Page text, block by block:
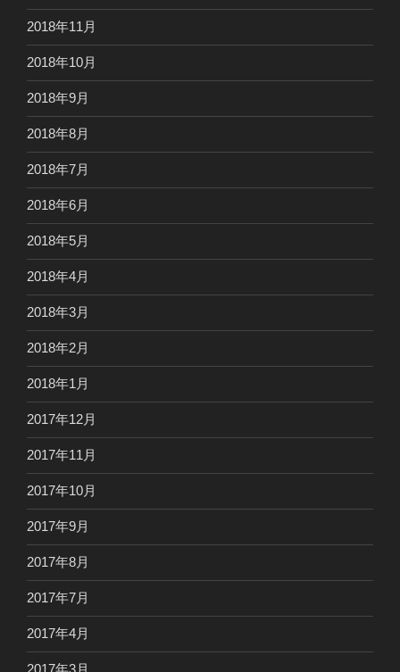
2018年11月
2018年10月
2018年9月
2018年8月
2018年7月
2018年6月
2018年5月
2018年4月
2018年3月
2018年2月
2018年1月
2017年12月
2017年11月
2017年10月
2017年9月
2017年8月
2017年7月
2017年4月